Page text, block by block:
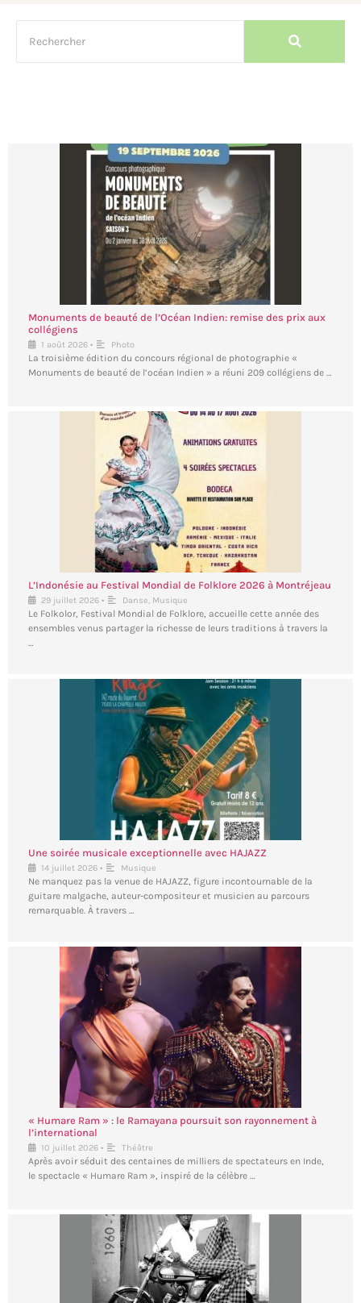
Monuments de beauté de l’Océan Indien: remise des prix aux
collégiens
1 août 2026 • Photo
La troisième édition du concours régional de photographie «
Monuments de beauté de l’océan Indien » a réuni 209 collégiens de …
L’Indonésie au Festival Mondial de Folklore 2026 à Montréjeau
29 juillet 2026 • Danse, Musique
Le Folkolor, Festival Mondial de Folklore, accueille cette année des
ensembles venus partager la richesse de leurs traditions à travers la
…
Une soirée musicale exceptionnelle avec HAJAZZ
14 juillet 2026 • Musique
Ne manquez pas la venue de HAJAZZ, figure incontournable de la
guitare malgache, auteur-compositeur et musicien au parcours
remarquable. À travers …
« Humare Ram » : le Ramayana poursuit son rayonnement à
l’international
10 juillet 2026 • Théâtre
Après avoir séduit des centaines de milliers de spectateurs en Inde,
le spectacle « Humare Ram », inspiré de la célèbre …